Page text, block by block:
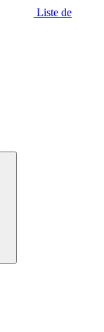
Liste de